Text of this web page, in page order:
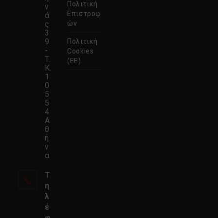
ν
ά
ς
3
9
-
Τ.
Κ.
1
0
5
5
4
Α
θ
ή
ν
α
Τ
η
λ
έ
Πολιτική
Επιστροφ
ών
Πολιτική
Cookies
(ΕΕ)